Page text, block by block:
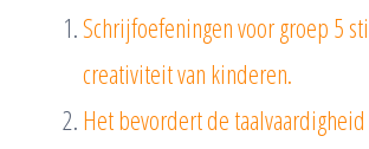
Schrijfoefeningen voor groep 5
creativiteit van kinderen.
Het bevordert de